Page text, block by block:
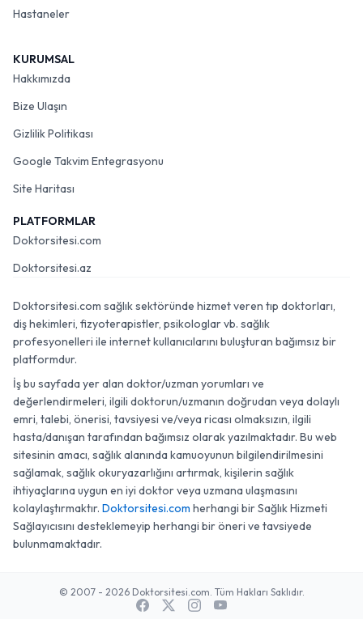
Hastaneler
KURUMSAL
Hakkımızda
Bize Ulaşın
Gizlilik Politikası
Google Takvim Entegrasyonu
Site Haritası
PLATFORMLAR
Doktorsitesi.com
Doktorsitesi.az
Doktorsitesi.com sağlık sektöründe hizmet veren tıp doktorları,
diş hekimleri, fizyoterapistler, psikologlar vb. sağlık
profesyonelleri ile internet kullanıcılarını buluşturan bağımsız bir
platformdur.
İş bu sayfada yer alan doktor/uzman yorumları ve
değerlendirmeleri, ilgili doktorun/uzmanın doğrudan veya dolaylı
emri, talebi, önerisi, tavsiyesi ve/veya ricası olmaksızın, ilgili
hasta/danışan tarafından bağımsız olarak yazılmaktadır. Bu web
sitesinin amacı, sağlık alanında kamuoyunun bilgilendirilmesini
sağlamak, sağlık okuryazarlığını artırmak, kişilerin sağlık
ihtiyaçlarına uygun en iyi doktor veya uzmana ulaşmasını
kolaylaştırmaktır. Doktorsitesi.com herhangi bir Sağlık Hizmeti
Sağlayıcısını desteklemeyip herhangi bir öneri ve tavsiyede
bulunmamaktadır.
© 2007 - 2026 Doktorsitesi.com. Tüm Hakları Saklıdır.